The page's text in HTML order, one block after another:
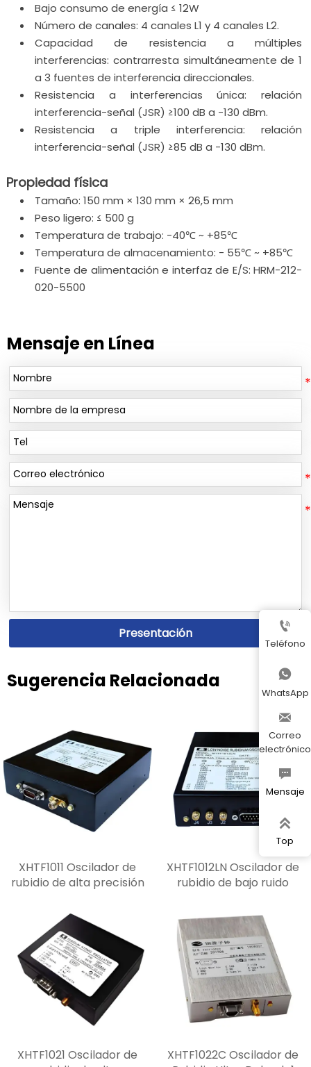
Bajo consumo de energía ≤ 12W
Número de canales: 4 canales L1 y 4 canales L2.
Capacidad de resistencia a múltiples
interferencias: contrarresta simultáneamente de 1
a 3 fuentes de interferencia direccionales.
Resistencia a interferencias única: relación
interferencia-señal (JSR) ≥100 dB a -130 dBm.
Resistencia a triple interferencia: relación
interferencia-señal (JSR) ≥85 dB a -130 dBm.
Propiedad física
Tamaño: 150 mm × 130 mm × 26,5 mm
Peso ligero: ≤ 500 g
Temperatura de trabajo: -40℃ ~ +85℃
Temperatura de almacenamiento: - 55℃ ~ +85℃
Fuente de alimentación e interfaz de E/S: HRM-212-
020-5500
Mensaje en Línea
Presentación
Sugerencia Relacionada
XHTF1011 Oscilador de
rubidio de alta precisión
XHTF1012LN Oscilador de
rubidio de bajo ruido
XHTF1021 Oscilador de
XHTF1022C Oscilador de

Teléfono

WhatsApp

Correo
electrónico

Mensaje

Top